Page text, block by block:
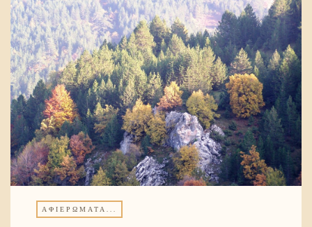
ΑΦΙΕΡΏΜΑΤΑ...